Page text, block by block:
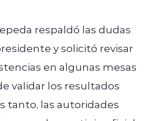
respaldó las dudas
y solicitó revisar
en algunas mesas
validar los resultados
tanto, las autoridades